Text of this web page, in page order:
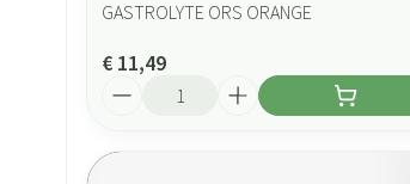
GASTROLYTE ORS ORANGE
€ 11,49